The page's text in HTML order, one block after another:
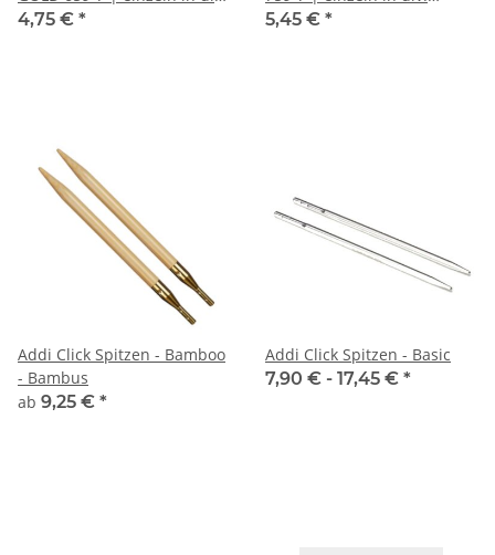
Längen
4,75 € *
Längen
5,45 € *
Addi Click Spitzen - Bamboo
- Bambus
ab 9,25 € *
Addi Click Spitzen - Basic
7,90 € - 17,45 € *